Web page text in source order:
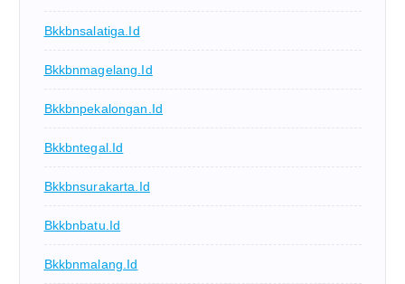
Bkkbnsalatiga.id
Bkkbnmagelang.id
Bkkbnpekalongan.id
Bkkbntegal.id
Bkkbnsurakarta.id
Bkkbnbatu.id
Bkkbnmalang.id